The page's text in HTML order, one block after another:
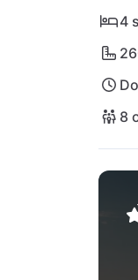
4
8